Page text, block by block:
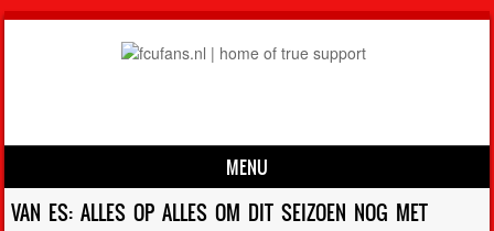
MENU
Skip to content
VAN ES: ALLES OP ALLES OM DIT SEIZOEN NOG MET